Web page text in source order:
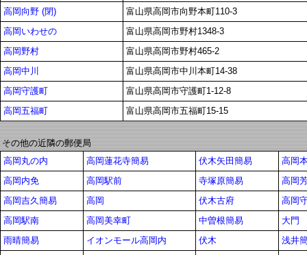
高岡向野 (閉)
富山県高岡市向野本町110-3
高岡いわせの
富山県高岡市野村1348-3
高岡野村
富山県高岡市野村465-2
高岡中川
富山県高岡市中川本町14-38
高岡守護町
富山県高岡市守護町1-12-8
高岡五福町
富山県高岡市五福町15-15
その他の近隣の郵便局
高岡丸の内
高岡蓮花寺簡易 伏木矢田簡易
高岡
高岡内免
高岡駅前 寺塚原簡易
高岡
高岡吉久簡易
高岡 伏木古府
高岡
高岡駅南
高岡美幸町 中曽根簡易
大門
雨晴簡易
イオンモール高岡内 伏木
浅井